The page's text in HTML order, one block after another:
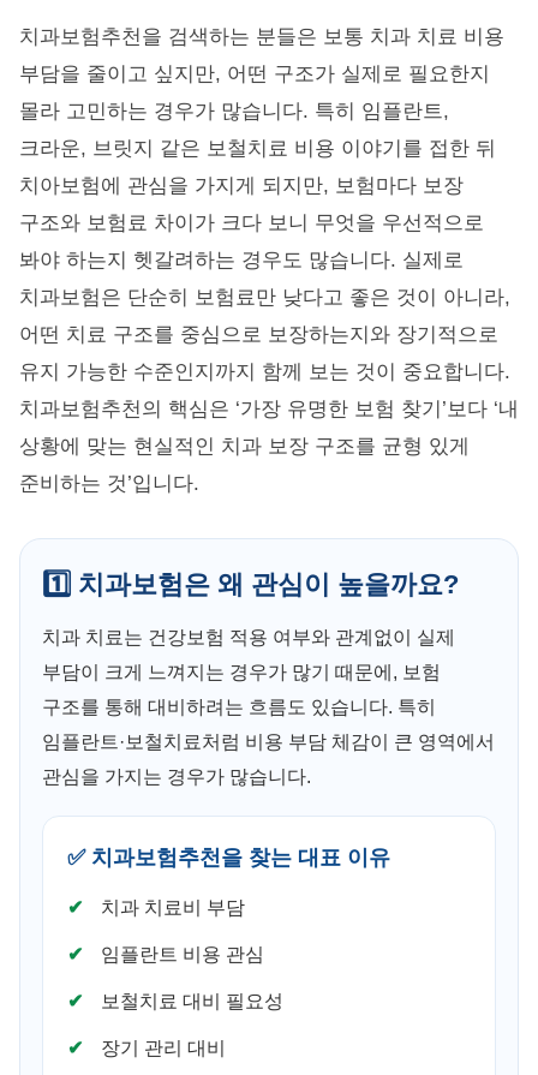
치과보험추천을 검색하는 분들은 보통 치과 치료 비용
부담을 줄이고 싶지만, 어떤 구조가 실제로 필요한지
몰라 고민하는 경우가 많습니다. 특히 임플란트,
크라운, 브릿지 같은 보철치료 비용 이야기를 접한 뒤
치아보험에 관심을 가지게 되지만, 보험마다 보장
구조와 보험료 차이가 크다 보니 무엇을 우선적으로
봐야 하는지 헷갈려하는 경우도 많습니다. 실제로
치과보험은 단순히 보험료만 낮다고 좋은 것이 아니라,
어떤 치료 구조를 중심으로 보장하는지와 장기적으로
유지 가능한 수준인지까지 함께 보는 것이 중요합니다.
치과보험추천의 핵심은 ‘가장 유명한 보험 찾기’보다 ‘내
상황에 맞는 현실적인 치과 보장 구조를 균형 있게
준비하는 것’입니다.
1️⃣ 치과보험은 왜 관심이 높을까요?
치과 치료는 건강보험 적용 여부와 관계없이 실제
부담이 크게 느껴지는 경우가 많기 때문에, 보험
구조를 통해 대비하려는 흐름도 있습니다. 특히
임플란트·보철치료처럼 비용 부담 체감이 큰 영역에서
관심을 가지는 경우가 많습니다.
✅ 치과보험추천을 찾는 대표 이유
치과 치료비 부담
임플란트 비용 관심
보철치료 대비 필요성
장기 관리 대비